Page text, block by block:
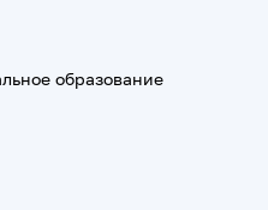
образование